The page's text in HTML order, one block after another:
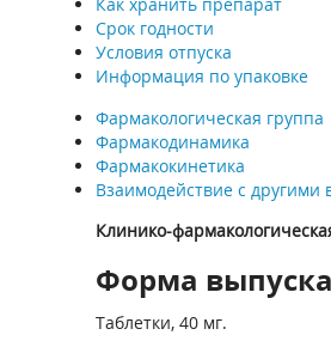
Срок годности
Условия отпуска
Информация по упаковке
Фармакологическая группа
Фармакодинамика
Фармакокинетика
Взаимодействие с другими
Клинико-
Форма выпуска
Таблетки, 40 мг.